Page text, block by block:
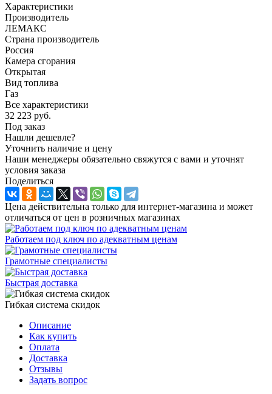
Характеристики
Производитель
ЛЕМАКС
Страна производитель
Россия
Камера сгорания
Открытая
Вид топлива
Газ
Все характеристики
32 223 руб.
Под заказ
Нашли дешевле?
Уточнить наличие и цену
Наши менеджеры обязательно свяжутся с вами и уточнят
условия заказа
Поделиться
Цена действительна только для интернет-магазина и может
отличаться от цен в розничных магазинах
Работаем под ключ по адекватным ценам
Грамотные специалисты
Быстрая доставка
Гибкая система скидок
Описание
Как купить
Оплата
Доставка
Отзывы
Задать вопрос